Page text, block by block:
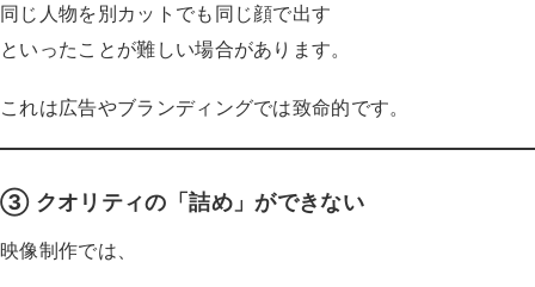
同じ人物を別カットでも同じ顔で出す
といったことが難しい場合があります。
これは広告やブランディングでは致命的です。
③ クオリティの「詰め」ができない
映像制作では、